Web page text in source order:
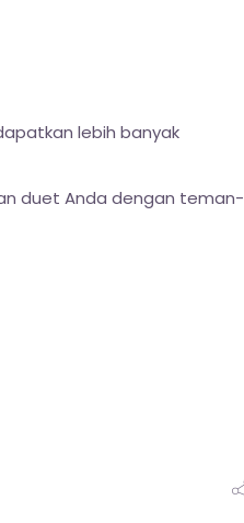
lebih banyak
duet Anda dengan teman-